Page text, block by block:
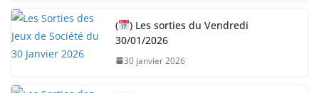
(
) Les sorties du Vendredi
30/01/2026
30 janvier 2026